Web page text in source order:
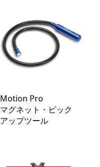
Motion Pro
マグネット・ピック
アップツール